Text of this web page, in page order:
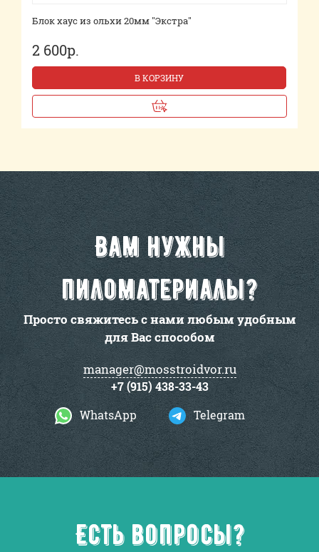
Блок хаус из ольхи 20мм "Экстра"
2 600р.
В КОРЗИНУ
Вам нужны
пиломатериалы?
Просто свяжитесь с нами любым удобным
для Вас способом
manager@mosstroidvor.ru
+7 (915) 438-33-43
WhatsApp
Telegram
Есть вопросы?